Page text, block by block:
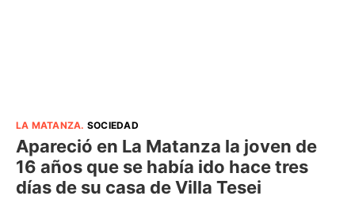
LA MATANZA. SOCIEDAD
Apareció en La Matanza la joven de
16 años que se había ido hace tres
días de su casa de Villa Tesei